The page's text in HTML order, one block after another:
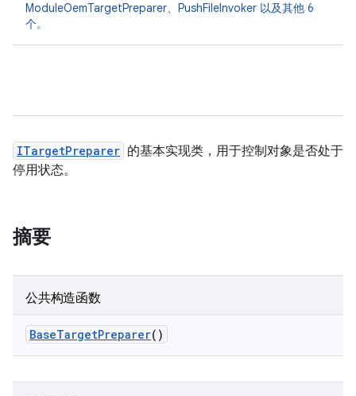
ModuleOemTargetPreparer、PushFileInvoker 以及其他 6
个。
ITargetPreparer 的基本实现类，用于控制对象是否处于
停用状态。
摘要
公共构造函数
BaseTargetPreparer()